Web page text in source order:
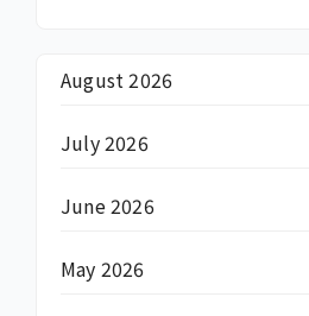
August 2026
July 2026
June 2026
May 2026